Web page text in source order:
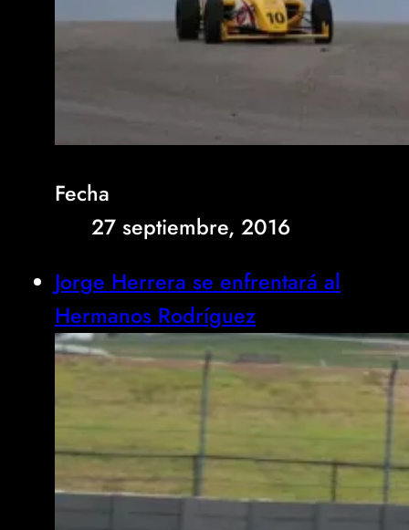
Fecha
27 septiembre, 2016
Jorge Herrera se enfrentará al
Hermanos Rodríguez